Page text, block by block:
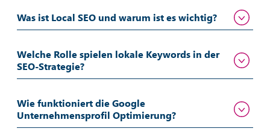
Was ist Local SEO und warum ist es wichtig?
Welche Rolle spielen lokale Keywords in der
SEO-Strategie?
Wie funktioniert die Google
Unternehmensprofil Optimierung?